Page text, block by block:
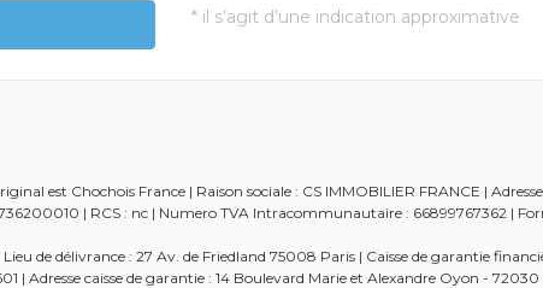
est Chochois France | Raison sociale : CS IMMOBILIER FRANCE |
| RCS : nc | Numero TVA Intracommunautaire : 66899767362 |
de délivrance : 27 Av. de Friedland 75008 Paris | Caisse de garantie
| Adresse caisse de garantie : 14 Boulevard Marie et Alexandre Oyon -